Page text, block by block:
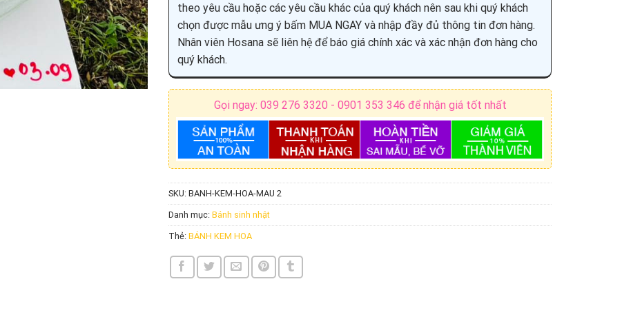
theo yêu cầu hoặc các yêu cầu khác của quý khách nên sau khi quý khách
chọn được mẫu ưng ý bấm MUA NGAY và nhập đầy đủ thông tin đơn hàng.
Nhân viên Hosana sẽ liên hệ để báo giá chính xác và xác nhận đơn hàng cho
quý khách.
Gọi ngay: 039 276 3320 - 0901 353 346 để nhận giá tốt nhất
SKU: BANH-KEM-HOA-MAU 2
Danh mục: Bánh sinh nhật
Thẻ: BÁNH KEM HOA